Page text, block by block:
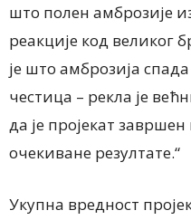
што полен амброзије
реакције код великог
је што амброзија
честица – рекла је
да је пројекат
очекиване резултате.“
Укупна вредност